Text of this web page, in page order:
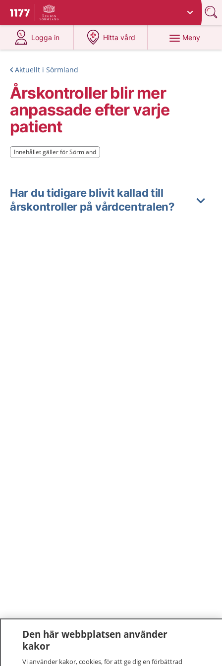
Till startsidan för 1177
Du har valt region
Logga in
på 1177.se
Hitta vård
på 1177.se
Meny
Aktuellt i Sörmland
Årskontroller blir mer
anpassade efter varje
patient
Innehållet gäller för Sörmland
Innehållet gäller för Sörmland
Har du tidigare blivit kallad till
årskontroller på vårdcentralen?
Den här webbplatsen använder
kakor
Vi använder kakor, cookies, för att ge dig en förbättrad